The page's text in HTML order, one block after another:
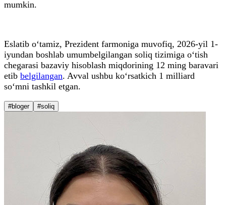
mumkin.
Eslatib o‘tamiz, Prezident farmoniga muvofiq, 2026-yil 1-
iyundan boshlab umumbelgilangan soliq tizimiga o‘tish
chegarasi bazaviy hisoblash miqdorining 12 ming baravari
etib belgilangan. Avval ushbu ko‘rsatkich 1 milliard
so‘mni tashkil etgan.
#bloger #soliq